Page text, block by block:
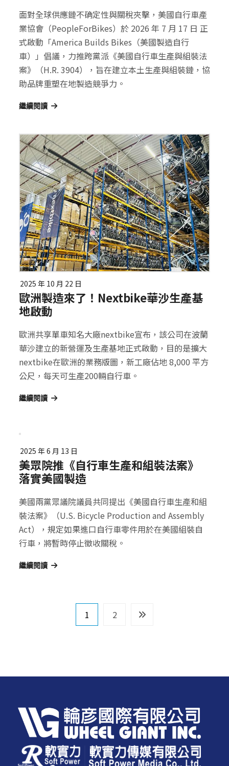
面對全球供應鏈不确定性與關稅夾擊，美國自行車產
業協會（PeopleForBikes）於 2026 年 7 月 17 日 正
式啟動「America Builds Bikes（美國製造自行
車）」倡議，力推跨黨派《美國自行車生產與組裝法
案》（H.R. 3904），旨在建立本土生產與組裝鏈，協
助品牌重塑在地製造競爭力。
繼續閱讀
2025 年 10 月 22 日
歐洲製造來了！nextbike華沙生產基
地啟動
歐洲共享單車知名大廠nextbike宣布，該公司在波蘭
華沙建立的新營運及生產基地正式啟動，目的是擴大
nextbike在歐洲的業務版圖，新工廠佔地 8,000 平方
公尺，每天可生產200輛自行車。
繼續閱讀
2025 年 6 月 13 日
美眾院推《自行車生產和組裝法案》
落實美國製造
美國兩黨眾議院議員共同提出《美國自行車生產和組
裝法案》（U.S. Bicycle Production and Assembly
Act），規定如果進口自行車零件用於在美國組裝自
行車，將暫時停止徵收關稅。
繼續閱讀
1 2